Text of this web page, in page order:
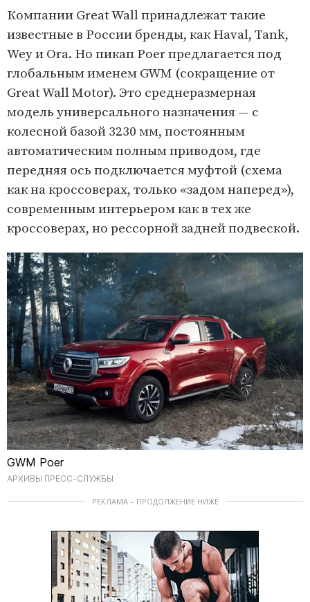
Компании Great Wall принадлежат такие
известные в России бренды, как Haval, Tank,
Wey и Ora. Но пикап Poer предлагается под
глобальным именем GWM (сокращение от
Great Wall Motor). Это среднеразмерная
модель универсального назначения — с
колесной базой 3230 мм, постоянным
автоматическим полным приводом, где
передняя ось подключается муфтой (схема
как на кроссоверах, только «задом наперед»),
современным интерьером как в тех же
кроссоверах, но рессорной задней подвеской.
GWM Poer
АРХИВЫ ПРЕСС-СЛУЖБЫ
РЕКЛАМА – ПРОДОЛЖЕНИЕ НИЖЕ